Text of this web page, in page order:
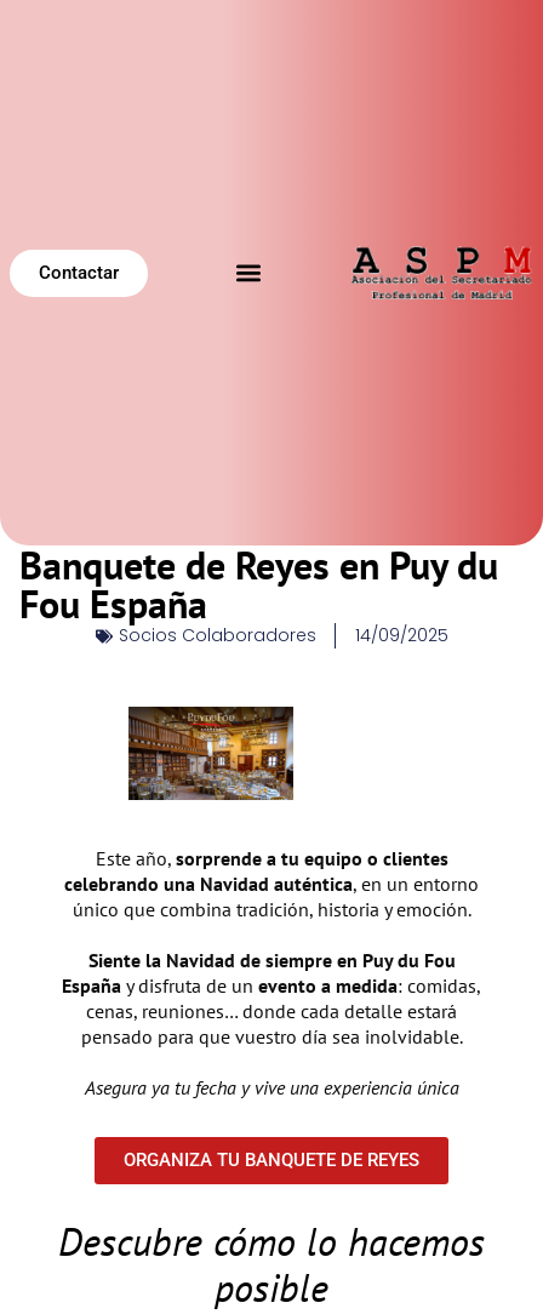
Contactar
Banquete de Reyes en Puy du
Fou España
Socios Colaboradores 14/09/2025
Este año, sorprende a tu equipo o clientes
celebrando una Navidad auténtica, en un entorno
único que combina tradición, historia y emoción.
Siente la Navidad de siempre en Puy du Fou
España y disfruta de un evento a medida: comidas,
cenas, reuniones… donde cada detalle estará
pensado para que vuestro día sea inolvidable.
Asegura ya tu fecha y vive una experiencia única
ORGANIZA TU BANQUETE DE REYES
Descubre cómo lo hacemos
posible